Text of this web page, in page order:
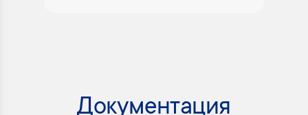
Документация